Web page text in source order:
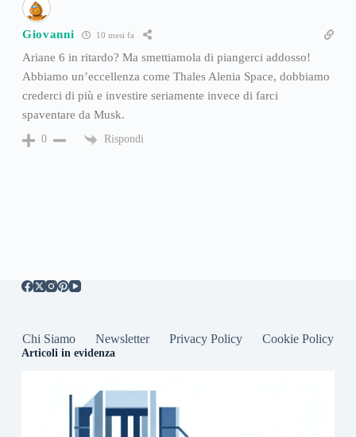
Giovanni 10 mesi fa
Ariane 6 in ritardo? Ma smettiamola di piangerci addosso!
Abbiamo un’eccellenza come Thales Alenia Space, dobbiamo
crederci di più e investire seriamente invece di farci
spaventare da Musk.
0 Rispondi
Chi Siamo Newsletter Privacy Policy Cookie Policy
Articoli in evidenza